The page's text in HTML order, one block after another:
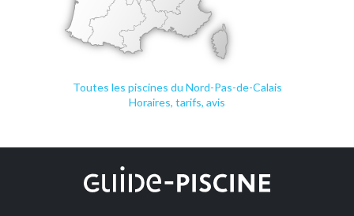
Toutes les piscines du Nord-Pas-de-Calais
Horaires, tarifs, avis